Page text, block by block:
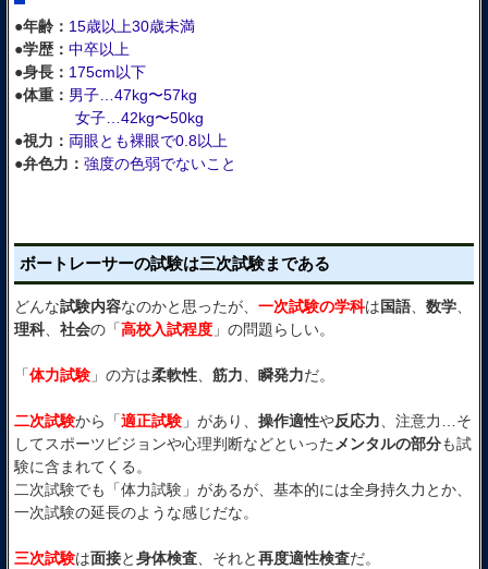
●年齢： 15歳以上30歳未満
●学歴： 中卒以上
●身長： 175cm以下
●体重： 男子…47kg〜57kg
女子…42kg〜50kg
●視力： 両眼とも裸眼で0.8以上
●弁色力： 強度の色弱でないこと
ボートレーサーの試験は三次試験まである
どんな試験内容なのかと思ったが、 一次試験の学科は国語、 数学、
理科、 社会の「高校入試程度 」の問題らしい。
「体力試験 」の方は柔軟性、 筋力、 瞬発力だ。
二次試験から「適正試験 」があり、 操作適性や反応力、注意力…そ
してスポーツビジョンや心理判断などといったメンタルの部分も試
験に含まれてくる。
二次試験でも「体力試験」があるが、基本的には全身持久力とか、
一次試験の延長のような感じだな。
三次試験は面接と身体検査、それと再度適性検査だ。